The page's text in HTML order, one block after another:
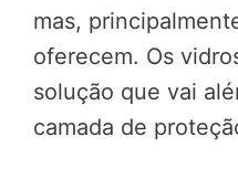
mas,
oferecem. Os
solução que vai
camada de